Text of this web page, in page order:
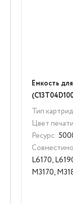
Емкость
Тип
Цвет
Ресурс:
L6170,
M3170,